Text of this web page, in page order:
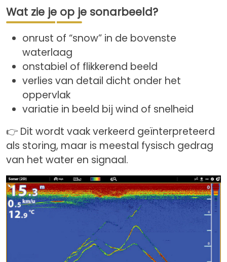
Wat zie je op je sonarbeeld?
onrust of “snow” in de bovenste
waterlaag
onstabiel of flikkerend beeld
verlies van detail dicht onder het
oppervlak
variatie in beeld bij wind of snelheid
👉 Dit wordt vaak verkeerd geïnterpreteerd
als storing, maar is meestal fysisch gedrag
van het water en signaal.